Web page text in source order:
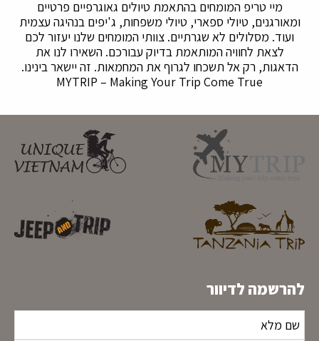
מיי טריפ המומחים בהתאמת טיולים גאוגרפיים פרטיים
ומאורגנים, טיולי ספארי, טיולי משפחות, ג'יפים בנהיגה עצמית
ועוד. מסלולים לא שגרתיים. צוותי המומחים שלנו יעזור לכם
לצאת לחוויה המותאמת בדיוק עבורכם. השאירו לנו את
הדאגות, רק אל תשכחו לגרוף את המחמאות. זה יישאר בינינו.
MYTRIP – Making Your Trip Come True
להרשמה לדיוור